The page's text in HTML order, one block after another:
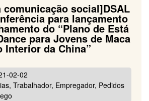
comunicação social]DSAL
para lançamento
do “Plano de Está
para Jovens de Maca
Interior da China”
02-02
Trabalhador, Empregador, Pedidos